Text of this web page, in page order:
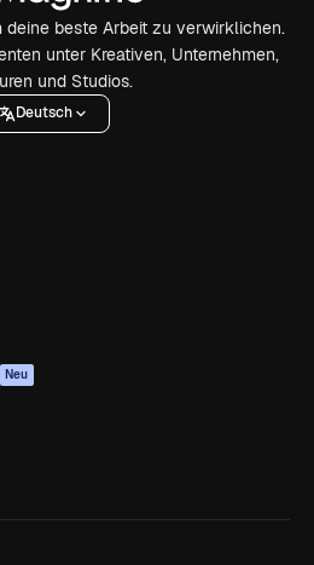
deine beste Arbeit zu verwirklichen.
unter Kreativen, Unternehmen,
und Studios.
Deutsch
Neu